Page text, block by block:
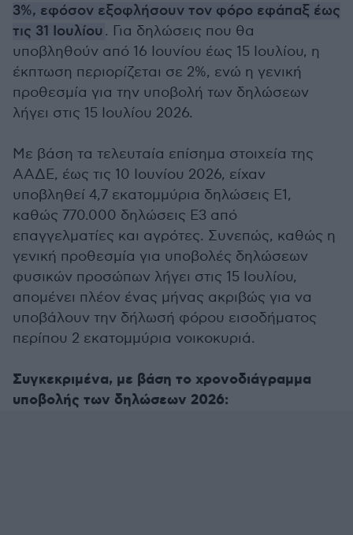
3%, εφόσον εξοφλήσουν τον φόρο εφάπαξ έως
τις 31 Ιουλίου . Για δηλώσεις που θα
υποβληθούν από 16 Ιουνίου έως 15 Ιουλίου, η
έκπτωση περιορίζεται σε 2%, ενώ η γενική
προθεσμία για την υποβολή των δηλώσεων
λήγει στις 15 Ιουλίου 2026.
Με βάση τα τελευταία επίσημα στοιχεία της
ΑΑΔΕ, έως τις 10 Ιουνίου 2026, είχαν
υποβληθεί 4,7 εκατομμύρια δηλώσεις Ε1,
καθώς 770.000 δηλώσεις Ε3 από
επαγγελματίες και αγρότες. Συνεπώς, καθώς η
γενική προθεσμία για υποβολές δηλώσεων
φυσικών προσώπων λήγει στις 15 Ιουλίου,
απομένει πλέον ένας μήνας ακριβώς για να
υποβάλουν την δήλωσή φόρου εισοδήματος
περίπου 2 εκατομμύρια νοικοκυριά.
Συγκεκριμένα, με βάση το χρονοδιάγραμμα
υποβολής των δηλώσεων 2026: